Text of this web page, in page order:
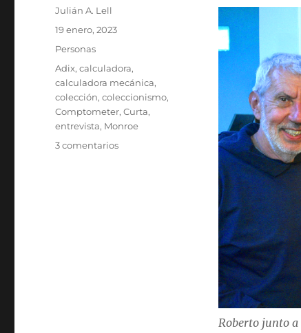
Roberto junto a
Autor
Julián A. Lell
Publicado
19 enero, 2023
Categorías
Personas
Etiquetas
Adix,calculadora,
calculadora mecánica,
colección,coleccionismo,
Comptometer,Curta,
entrevista, Monroe
3 comentariosen